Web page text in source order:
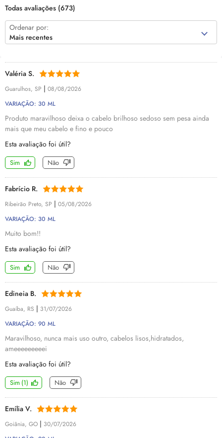
Todas avaliações (673)
Ordenar por:
Mais recentes
Valéria S.
Guarulhos, SP | 08/08/2026
VARIAÇÃO: 30 ML
Produto maravilhoso deixa o cabelo brilhoso sedoso sem pesa ainda
mais que meu cabelo e fino e pouco
Esta avaliação foi útil?
Sim Não
Fabrício R.
Ribeirão Preto, SP | 05/08/2026
VARIAÇÃO: 30 ML
Muito bom!!
Esta avaliação foi útil?
Sim Não
Edineia B.
Guaíba, RS | 31/07/2026
VARIAÇÃO: 90 ML
Maravilhoso, nunca mais uso outro, cabelos lisos,hidratados,
ameeeeeeeeei
Esta avaliação foi útil?
Sim (1) Não
Emília V.
Goiânia, GO | 30/07/2026